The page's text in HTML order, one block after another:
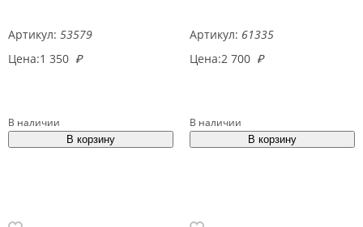
Артикул: 53579
Цена:1 350 ₽
В наличии
Артикул: 61335
Цена:2 700 ₽
В наличии